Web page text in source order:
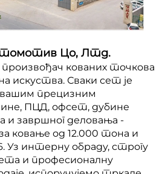
Цо, Лтд.
кованих точкова
искуства. Сваки сет је
прецизним
ПЦД, офсет, дубине
и завршног деловања -
ковање од 12.000 тона и
Уз интерну обраду, строгу
и професионалну